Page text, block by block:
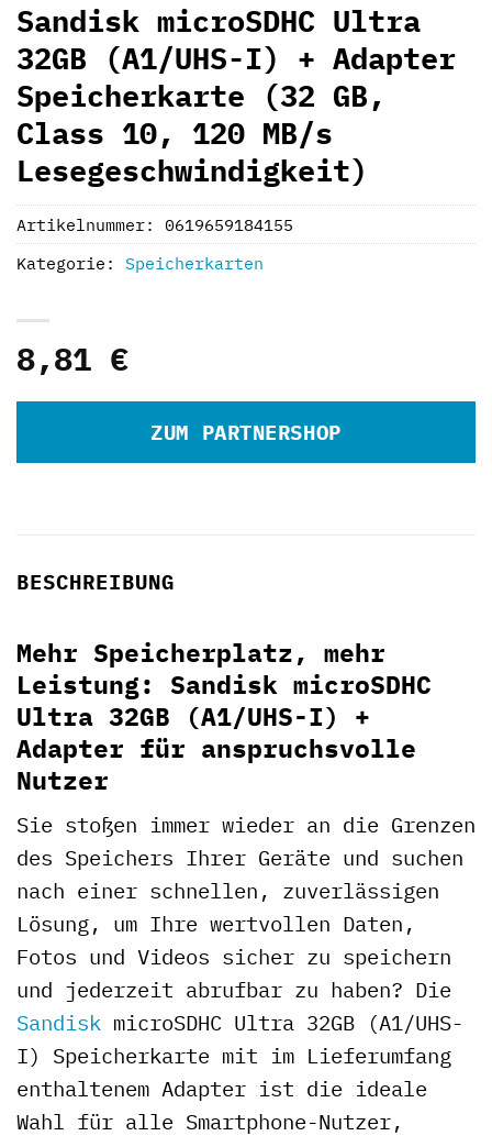
Sandisk microSDHC Ultra
32GB (A1/UHS-I) + Adapter
Speicherkarte (32 GB,
Class 10, 120 MB/s
Lesegeschwindigkeit)
8,81 €
ZUM PARTNERSHOP
Artikelnummer: 0619659184155
Kategorie: Speicherkarten
BESCHREIBUNG
Mehr Speicherplatz, mehr
Leistung: Sandisk microSDHC
Ultra 32GB (A1/UHS-I) +
Adapter für anspruchsvolle
Nutzer
Sie stoßen immer wieder an die Grenzen
des Speichers Ihrer Geräte und suchen
nach einer schnellen, zuverlässigen
Lösung, um Ihre wertvollen Daten,
Fotos und Videos sicher zu speichern
und jederzeit abrufbar zu haben? Die
Sandisk microSDHC Ultra 32GB (A1/UHS-
I) Speicherkarte mit im Lieferumfang
enthaltenem Adapter ist die ideale
Wahl für alle Smartphone-Nutzer,